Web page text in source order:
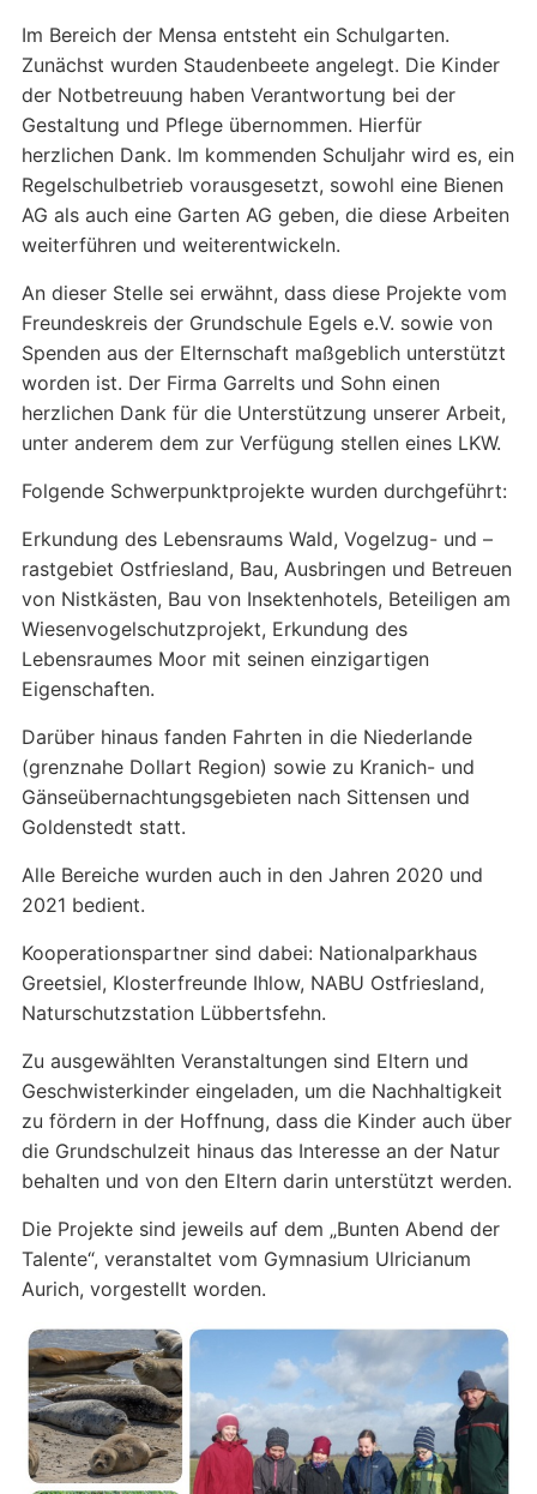
Im Bereich der Mensa entsteht ein Schulgarten.
Zunächst wurden Staudenbeete angelegt. Die Kinder
der Notbetreuung haben Verantwortung bei der
Gestaltung und Pflege übernommen. Hierfür
herzlichen Dank. Im kommenden Schuljahr wird es, ein
Regelschulbetrieb vorausgesetzt, sowohl eine Bienen
AG als auch eine Garten AG geben, die diese Arbeiten
weiterführen und weiterentwickeln.
An dieser Stelle sei erwähnt, dass diese Projekte vom
Freundeskreis der Grundschule Egels e.V. sowie von
Spenden aus der Elternschaft maßgeblich unterstützt
worden ist. Der Firma Garrelts und Sohn einen
herzlichen Dank für die Unterstützung unserer Arbeit,
unter anderem dem zur Verfügung stellen eines LKW.
Folgende Schwerpunktprojekte wurden durchgeführt:
Erkundung des Lebensraums Wald, Vogelzug- und –
rastgebiet Ostfriesland, Bau, Ausbringen und Betreuen
von Nistkästen, Bau von Insektenhotels, Beteiligen am
Wiesenvogelschutzprojekt, Erkundung des
Lebensraumes Moor mit seinen einzigartigen
Eigenschaften.
Darüber hinaus fanden Fahrten in die Niederlande
(grenznahe Dollart Region) sowie zu Kranich- und
Gänseübernachtungsgebieten nach Sittensen und
Goldenstedt statt.
Alle Bereiche wurden auch in den Jahren 2020 und
2021 bedient.
Kooperationspartner sind dabei: Nationalparkhaus
Greetsiel, Klosterfreunde Ihlow, NABU Ostfriesland,
Naturschutzstation Lübbertsfehn.
Zu ausgewählten Veranstaltungen sind Eltern und
Geschwisterkinder eingeladen, um die Nachhaltigkeit
zu fördern in der Hoffnung, dass die Kinder auch über
die Grundschulzeit hinaus das Interesse an der Natur
behalten und von den Eltern darin unterstützt werden.
Die Projekte sind jeweils auf dem „Bunten Abend der
Talente“, veranstaltet vom Gymnasium Ulricianum
Aurich, vorgestellt worden.